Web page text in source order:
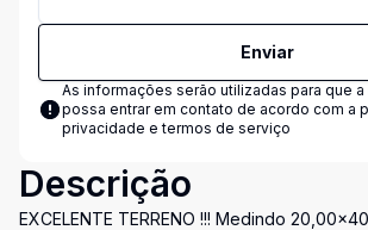
Enviar
As informações serão utilizadas para que
possa entrar em contato de acordo com a
privacidade e termos de serviço
Descrição
EXCELENTE TERRENO !!! Medindo